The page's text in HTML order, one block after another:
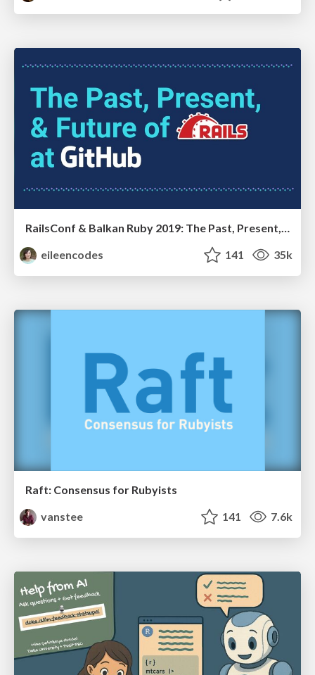
RailsConf & Balkan Ruby 2019: The Past, Present, and Future of Rails at GitHub
eileencodes
141 35k
Raft: Consensus for Rubyists
vanstee
141 7.6k